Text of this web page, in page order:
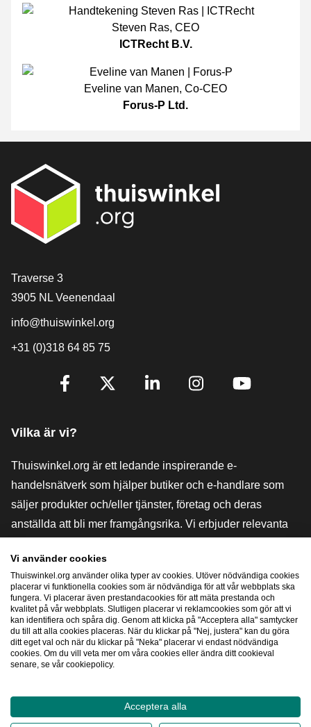
Steven Ras, CEO
ICTRecht B.V.
Eveline van Manen, Co-CEO
Forus-P Ltd.
[_General:Contact]
Traverse 3
3905 NL Veenendaal
info@thuiswinkel.org
+31 (0)318 64 85 75
[_General:SocialMediaTitle]
Vilka är vi?
Thuiswinkel.org är ett ledande inspirerande e-
handelsnätverk som hjälper butiker och e-handlare som
säljer produkter och/eller tjänster, företag och deras
anställda att bli mer framgångsrika. Vi erbjuder relevanta
Thuiswinkel-recensioner, rättsliga medel och rådgivning,
stöd, marknadsundersökningar och vi har en egen
utbildningsplattform, Thuiswinkel e-Academy.
Navigera snabbt
Vi använder cookies
Thuiswinkel.org använder olika typer av cookies. Utöver nödvändiga cookies
placerar vi funktionella cookies som är nödvändiga för att vår webbplats ska
fungera. Vi placerar även prestandacookies för att mäta prestanda och
kvalitet på vår webbplats. Slutligen placerar vi reklamcookies som gör att vi
kan identifiera och spåra dig. Genom att klicka på "Acceptera alla" samtycker
du till att alla cookies placeras. När du klickar på "Nej, justera" kan du göra
ditt eget val och när du klickar på "Neka" placerar vi endast nödvändiga
cookies. Om du vill veta mer om våra cookies eller ändra ditt cookieval
senare, se vår cookiepolicy.
Acceptera alla